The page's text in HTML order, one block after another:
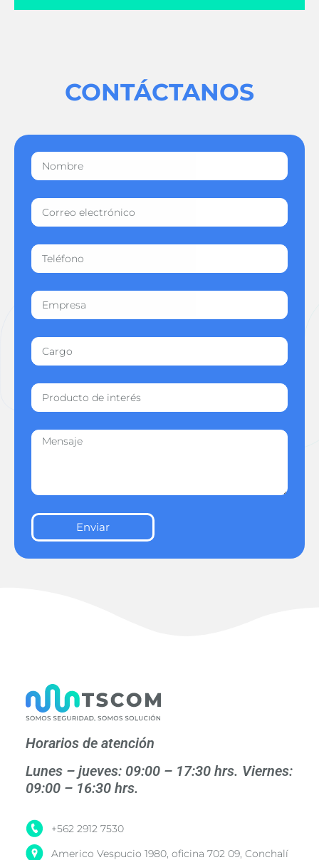
CONTÁCTANOS
Enviar
Horarios de atención
Lunes – jueves: 09:00 – 17:30 hrs. Viernes:
09:00 – 16:30 hrs.
+562 2912 7530
Americo Vespucio 1980, oficina 702 09, Conchalí